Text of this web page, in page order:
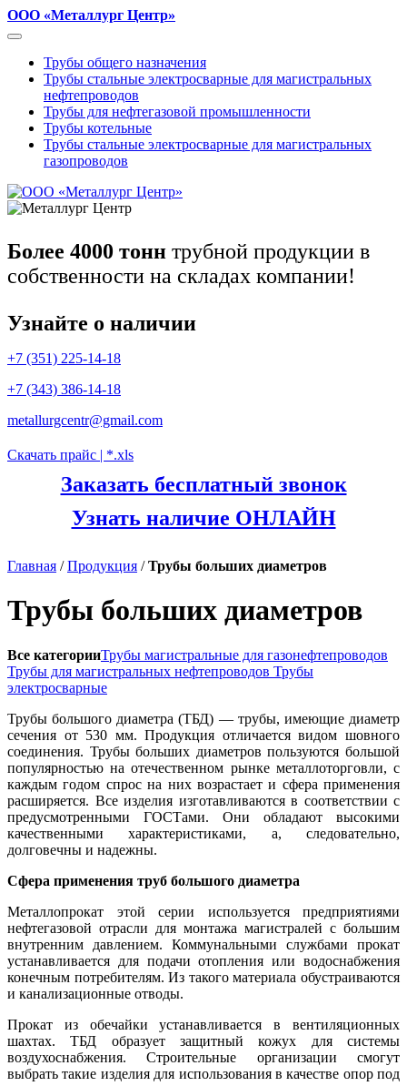
ООО «Металлург Центр»
Трубы общего назначения
Трубы стальные электросварные для магистральных
нефтепроводов
Трубы для нефтегазовой промышленности
Трубы котельные
Трубы стальные электросварные для магистральных
газопроводов
Более 4000 тонн трубной продукции в
собственности на складах компании!
Узнайте о наличии
+7 (351) 225-14-18
+7 (343) 386-14-18
metallurgcentr@gmail.com
Скачать прайс | *.xls
Заказать бесплатный звонок
Узнать наличие ОНЛАЙН
Главная /Продукция /Трубы больших диаметров
Трубы больших диаметров
Все категорииТрубы магистральные для газонефтепроводов
Трубы для магистральных нефтепроводов Трубы
электросварные
Трубы большого диаметра (ТБД) — трубы, имеющие диаметр
сечения от 530 мм. Продукция отличается видом шовного
соединения. Трубы больших диаметров пользуются большой
популярностью на отечественном рынке металлоторговли, с
каждым годом спрос на них возрастает и сфера применения
расширяется. Все изделия изготавливаются в соответствии с
предусмотренными ГОСТами. Они обладают высокими
качественными характеристиками, а, следовательно,
долговечны и надежны.
Сфера применения труб большого диаметра
Металлопрокат этой серии используется предприятиями
нефтегазовой отрасли для монтажа магистралей с большим
внутренним давлением. Коммунальными службами прокат
устанавливается для подачи отопления или водоснабжения
конечным потребителям. Из такого материала обустраиваются
и канализационные отводы.
Прокат из обечайки устанавливается в вентиляционных
шахтах. ТБД образует защитный кожух для системы
воздухоснабжения. Строительные организации смогут
выбрать такие изделия для использования в качестве опор под